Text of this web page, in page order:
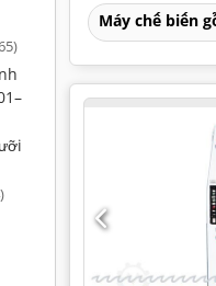
Máy chế biến